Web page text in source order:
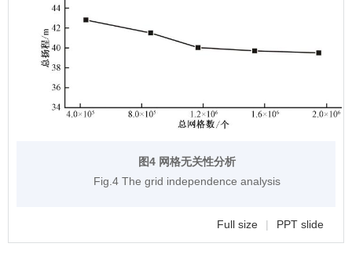
图4 网格无关性分析
Fig.4 The grid independence analysis
Full size | PPT slide